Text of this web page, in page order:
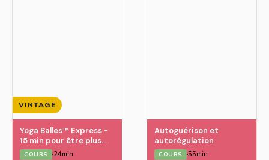
VINTAGE
Yoga Balles™️ Express -
15 min pour être plus
confortable sur son vélo
COURS 24min
Autoguérison et
autorégulation
COURS 55min